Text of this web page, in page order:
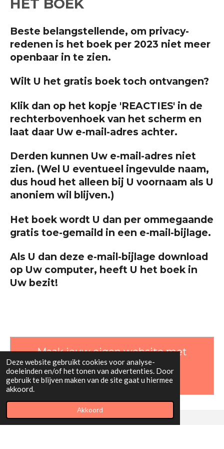
Deze website gebruikt cookies voor analyse-
doeleinden en/of het tonen van advertenties. Door
gebruik te blijven maken van de site gaat u hiermee
akkoord.
Akkoord
HET BOEK
Beste belangstellende, om privacy-
redenen is het boek per 2023 niet meer
openbaar in te zien.
Wilt U het gratis boek toch ontvangen?
Klik dan op het kopje 'REACTIES' in de
rechterbovenhoek van het scherm en
laat daar Uw e-mail-adres achter.
Derden kunnen Uw e-mail-adres niet
zien. (Wel U eventueel ingevulde naam,
dus houd het alleen bij U voornaam als U
anoniem wil blijven.)
Het boek wordt U dan per ommegaande
gratis toe-gemaild in een e-mail-bijlage.
Als U dan deze e-mail-bijlage download
op Uw computer, heeft U het boek in
Uw bezit!
Maak jouw eigen website met
JouwWeb